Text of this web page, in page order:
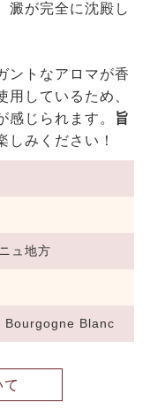
澱が完全に沈殿し
ントなアロマが香
用しているため、
感じられます。
旨
しみください！
ュ地方
Blanc